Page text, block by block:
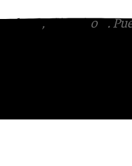
,Tik TokoX.